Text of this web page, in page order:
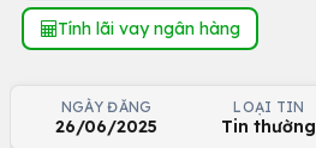
Tính lãi vay ngân hàng
NGÀY ĐĂNG
26/06/2025
LOẠI TIN
Tin thường